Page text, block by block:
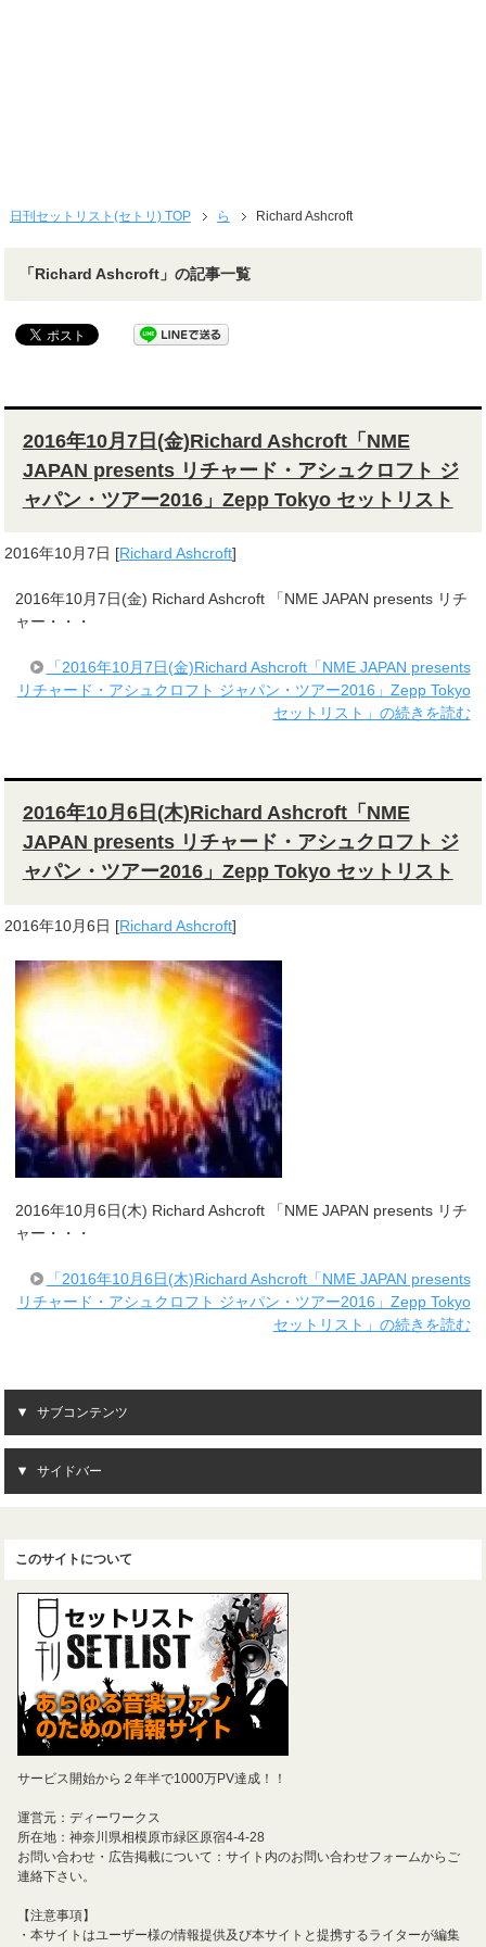
日刊セットリスト(セトリ) TOP ら Richard Ashcroft
「Richard Ashcroft」の記事一覧
2016年10月7日(金)Richard Ashcroft「NME
JAPAN presents リチャード・アシュクロフト ジ
ャパン・ツアー2016」Zepp Tokyo セットリスト
2016年10月7日 [Richard Ashcroft]
2016年10月7日(金) Richard Ashcroft 「NME JAPAN presents リチ
ャー・・・
「2016年10月7日(金)Richard Ashcroft「NME JAPAN presents
リチャード・アシュクロフト ジャパン・ツアー2016」Zepp Tokyo
セットリスト」の続きを読む
2016年10月6日(木)Richard Ashcroft「NME
JAPAN presents リチャード・アシュクロフト ジ
ャパン・ツアー2016」Zepp Tokyo セットリスト
2016年10月6日 [Richard Ashcroft]
2016年10月6日(木) Richard Ashcroft 「NME JAPAN presents リチ
ャー・・・
「2016年10月6日(木)Richard Ashcroft「NME JAPAN presents
リチャード・アシュクロフト ジャパン・ツアー2016」Zepp Tokyo
セットリスト」の続きを読む
サブコンテンツ
サイドバー
このサイトについて
サービス開始から２年半で1000万PV達成！！
運営元：ディーワークス
所在地：神奈川県相模原市緑区原宿4-4-28
お問い合わせ・広告掲載について：サイト内のお問い合わせフォームからご
連絡下さい。
【注意事項】
・本サイトはユーザー様の情報提供及び本サイトと提携するライターが編集